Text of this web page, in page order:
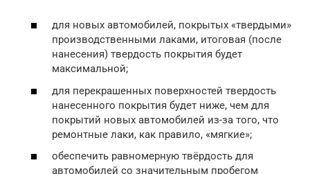
для новых автомобилей, покрытых «твердыми»
производственными лаками, итоговая (после
нанесения) твердость покрытия будет
максимальной;
для перекрашенных поверхностей твердость
нанесенного покрытия будет ниже, чем для
покрытий новых автомобилей из-за того, что
ремонтные лаки, как правило, «мягкие»;
обеспечить равномерную твёрдость для
автомобилей со значительным пробегом